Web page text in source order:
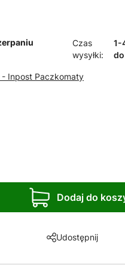
Czas
wysyłki:
1-
- Inpost Paczkomaty
Dodaj do
Udostępnij